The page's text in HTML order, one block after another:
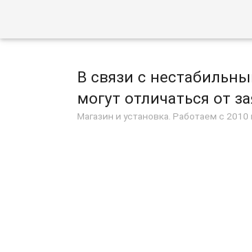
В связи с
могут отличаться от
Магазин и установка. Работаем с 2010